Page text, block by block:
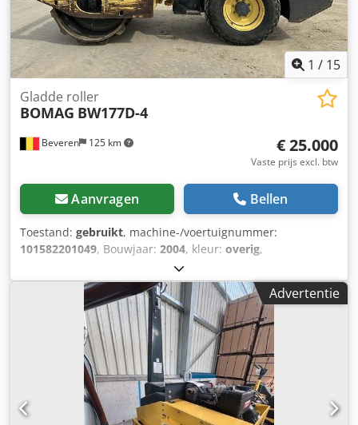
1 / 15
Beveren 125 km
Gladde roller
BOMAG BW177D-4
€ 25.000
Vaste prijs excl. btw
Aanvragen Bellen
Toestand: gebruikt, machine-/voertuignummer:
101582201049, Bouwjaar: 2004, kleur: overig,
, Machines te koop! Dkedpfx Alozblb
Uemjr Bekijk onze website voor een uitgebreid aanbod van
machines die direct verkrijgbaar zijn. Wij hebben meer
opties dan online zichtbaar is, dus bel of mail ons gerust
op elk moment. Al onze machines zijn volledig
onderhouden en gecontroleerd op betrouwbaarheid. Foto’s
nodig? Neem contact met ons op en wij sturen ze direct
toe. Wij helpen u graag in het Nederlands, Engels, Frans,
Duits, Spaans en Russisch. Ontdek ons brede assortiment
betrouwbare machines.
Advertentie